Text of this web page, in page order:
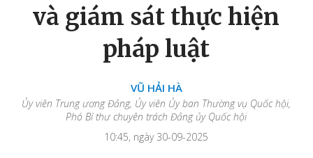
và giám sát thực hiện
pháp luật
VŨ HẢI HÀ
Ủy viên Trung ương Đảng, Ủy viên Ủy ban Thường vụ Quốc hội,
Phó Bí thư chuyên trách Đảng ủy Quốc hội
10:45, ngày 30-09-2025